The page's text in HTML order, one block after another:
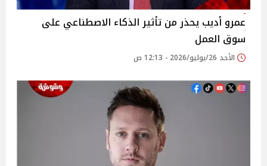
عمرو أديب يحذر من تأثير الذكاء الاصطناعي على
سوق العمل
الأحد 26/يوليو/2026 - 12:13 ص